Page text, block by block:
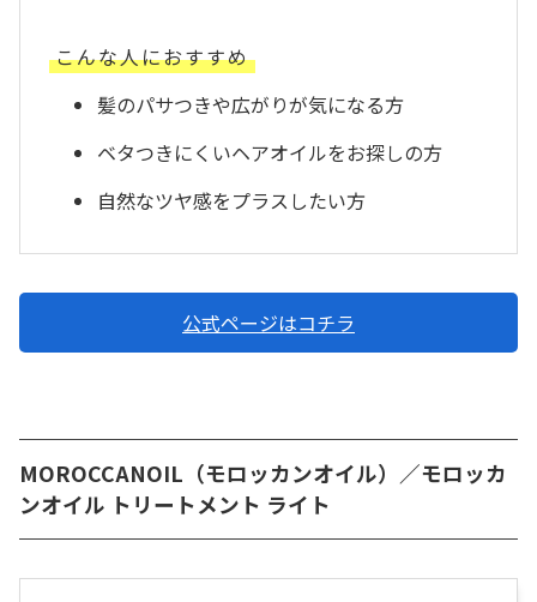
こんな人におすすめ
髪のパサつきや広がりが気になる方
ベタつきにくいヘアオイルをお探しの方
自然なツヤ感をプラスしたい方
公式ページはコチラ
MOROCCANOIL（モロッカンオイル）／モロッカ
ンオイル トリートメント ライト